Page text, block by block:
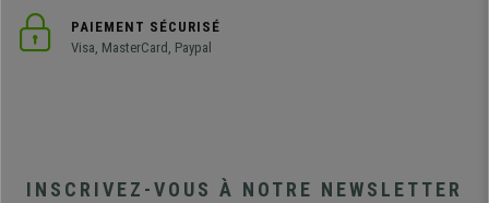
PAIEMENT SÉCURISÉ
Visa, MasterCard, Paypal
INSCRIVEZ-VOUS À NOTRE NEWSLETTER